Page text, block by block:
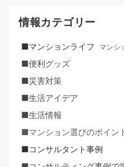
情報カテゴリー
■マンションライフ マンシ
■便利グッズ
■災害対策
■生活アイデア
■生活情報
■マンション選びのポイン
■コンサルタント事例